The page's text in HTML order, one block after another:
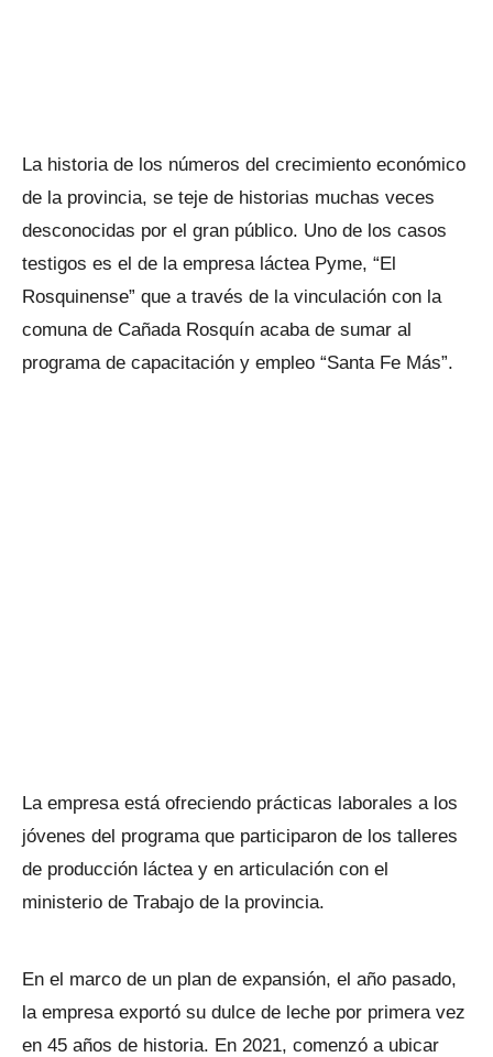
La historia de los números del crecimiento económico
de la provincia, se teje de historias muchas veces
desconocidas por el gran público. Uno de los casos
testigos es el de la empresa láctea Pyme, “El
Rosquinense” que a través de la vinculación con la
comuna de Cañada Rosquín acaba de sumar al
programa de capacitación y empleo “Santa Fe Más”.
La empresa está ofreciendo prácticas laborales a los
jóvenes del programa que participaron de los talleres
de producción láctea y en articulación con el
ministerio de Trabajo de la provincia.
En el marco de un plan de expansión, el año pasado,
la empresa exportó su dulce de leche por primera vez
en 45 años de historia. En 2021, comenzó a ubicar